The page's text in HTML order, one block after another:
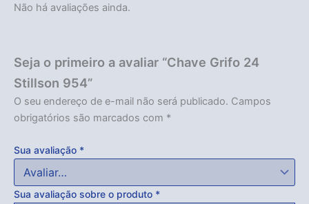
Não há avaliações ainda.
Seja o primeiro a avaliar “Chave Grifo 24
Stillson 954”
O seu endereço de e-mail não será publicado. Campos
obrigatórios são marcados com *
Sua avaliação *
Sua avaliação sobre o produto *